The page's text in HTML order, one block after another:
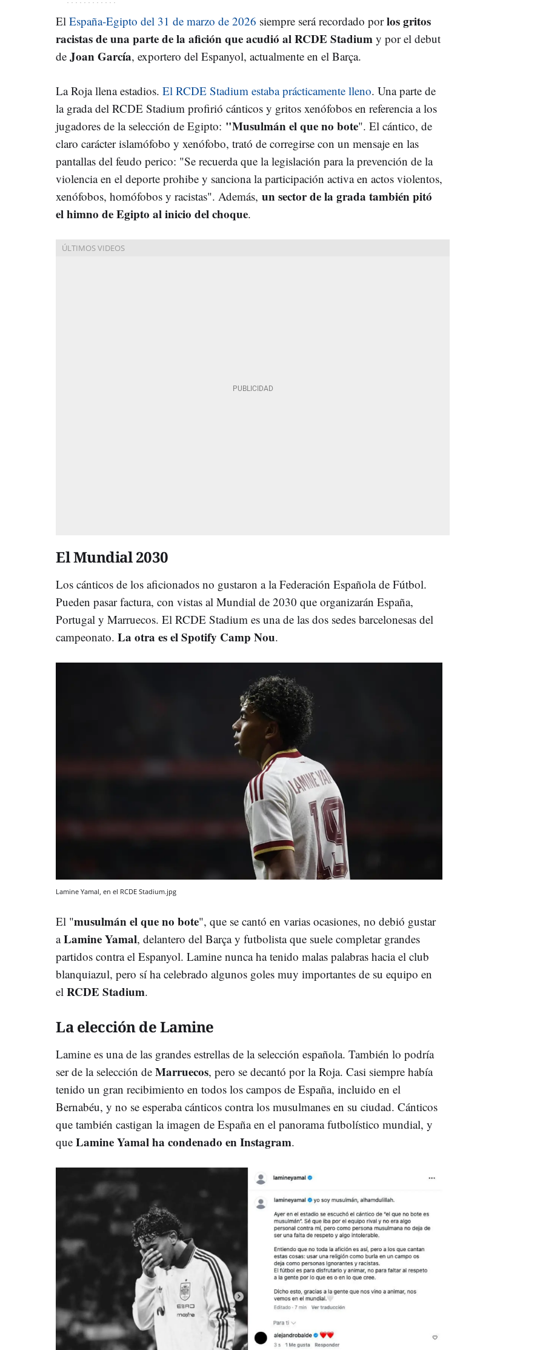
El España-Egipto del 31 de marzo de 2026 siempre será recordado porlos gritos
racistas de una parte de la afición que acudió al RCDE Stadium y por el debut
de Joan García, exportero del Espanyol, actualmente en el Barça.
La Roja llena estadios. El RCDE Stadium estaba prácticamente lleno. Una parte de
la grada del RCDE Stadium profirió cánticos y gritos xenófobos en referencia a los
jugadores de la selección de Egipto: "Musulmán el que no bote". El cántico, de
claro carácter islamófobo y xenófobo, trató de corregirse con un mensaje en las
pantallas del feudo perico: "Se recuerda que la legislación para la prevención de la
violencia en el deporte prohibe y sanciona la participación activa en actos violentos,
xenófobos, homófobos y racistas". Además, un sector de la grada también pitó
el himno de Egipto al inicio del choque.
El Mundial 2030
Los cánticos de los aficionados no gustaron a la Federación Española de Fútbol.
Pueden pasar factura, con vistas al Mundial de 2030 que organizarán España,
Portugal y Marruecos. El RCDE Stadium es una de las dos sedes barcelonesas del
campeonato. La otra es el Spotify Camp Nou.
Lamine Yamal, en el RCDE Stadium.jpg
El "musulmán el que no bote", que se cantó en varias ocasiones, no debió gustar
aLamine Yamal, delantero del Barça y futbolista que suele completar grandes
partidos contra el Espanyol. Lamine nunca ha tenido malas palabras hacia el club
blanquiazul, pero sí ha celebrado algunos goles muy importantes de su equipo en
el RCDE Stadium.
La elección de Lamine
Lamine es una de las grandes estrellas de la selección española. También lo podría
ser de la selección de Marruecos, pero se decantó por la Roja. Casi siempre había
tenido un gran recibimiento en todos los campos de España, incluido en el
Bernabéu, y no se esperaba cánticos contra los musulmanes en su ciudad. Cánticos
que también castigan la imagen de España en el panorama futbolístico mundial, y
que Lamine Yamal ha condenado en Instagram.